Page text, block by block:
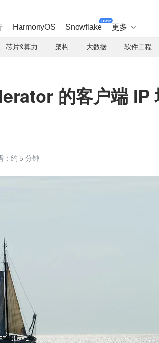
HarmonyOS Snowflake
new
更多 
芯片&算力 架构 大数据 软件工程
的客户端 IP
：约 5 分钟